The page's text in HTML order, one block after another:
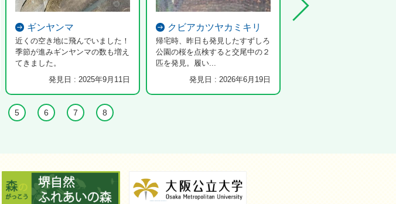
ギンヤンマ
近くの空き地に飛んでいました！
季節が進みギンヤンマの数も増え
てきました。
発見日 : 2025年9月11日
クビアカツヤカミキリ
帰宅時、昨日も発見したすずしろ
公園の桜を点検すると交尾中の２
匹を発見。履い...
発見日 : 2026年6月19日
5 6 7 8